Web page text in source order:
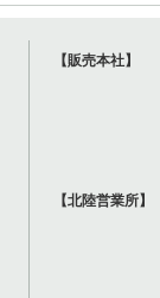
【販売本社】
【北陸営業所】